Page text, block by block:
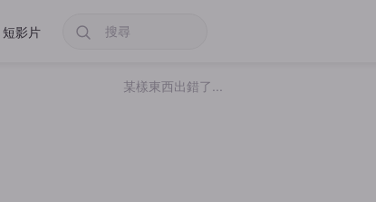
短影片
某樣東西出錯了...